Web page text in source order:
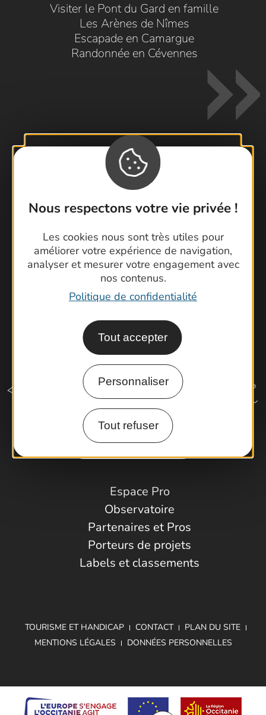
Nous respectons votre vie privée !
Les cookies nous sont très utiles pour
améliorer votre expérience de navigation,
analyser et mesurer votre engagement avec
nos contenus.
Politique de confidentialité
Tout accepter
Personnaliser
Tout refuser
Visiter le Pont du Gard en famille
Les Arènes de Nîmes
Escapade en Camargue
Randonnée en Cévennes
Contactez-nous !
Foire aux questions
Brochures
Cartoguides et Topoguides
Latitude Gard
Comment venir ?
Espace Pro
Observatoire
Partenaires et Pros
Porteurs de projets
Labels et classements
TOURISME ET HANDICAP CONTACT
PLAN DU SITE
MENTIONS LÉGALES
DONNÉES PERSONNELLES